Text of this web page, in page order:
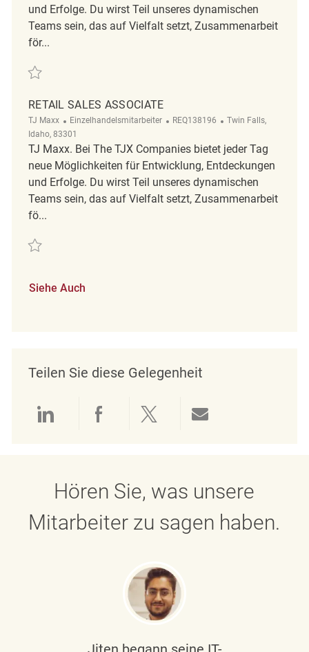
und Erfolge. Du wirst Teil unseres dynamischen
Teams sein, das auf Vielfalt setzt, Zusammenarbeit
för...
Retten retail sales associate REQ126457
RETAIL SALES ASSOCIATE
TJ Maxx Kategorie
Einzelhandelsmitarbeiter ReqId
REQ138196 Ort
Twin Falls,
Idaho, 83301
TJ Maxx. Bei The TJX Companies bietet jeder Tag
neue Möglichkeiten für Entwicklung, Entdeckungen
und Erfolge. Du wirst Teil unseres dynamischen
Teams sein, das auf Vielfalt setzt, Zusammenarbeit
fö...
Retten Retail Sales Associate REQ138196
Siehe Auch
Teilen Sie diese Gelegenheit
Über LinkedIn teilen
Über Facebook teilen
Über Twitter teilen
Hören Sie, was unsere
Mitarbeiter zu sagen haben.